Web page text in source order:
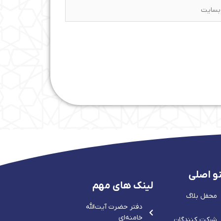
اصلی
محفل بلاگ
لینک های مهم
دفتر حضرت آيت‌الله‌
خامنه‌ای